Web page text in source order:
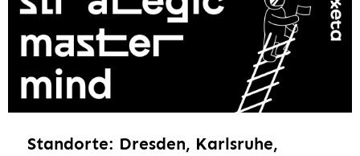
Standorte: Dresden, Karlsruhe,